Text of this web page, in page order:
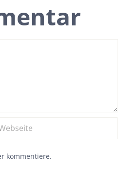
kommentiere.